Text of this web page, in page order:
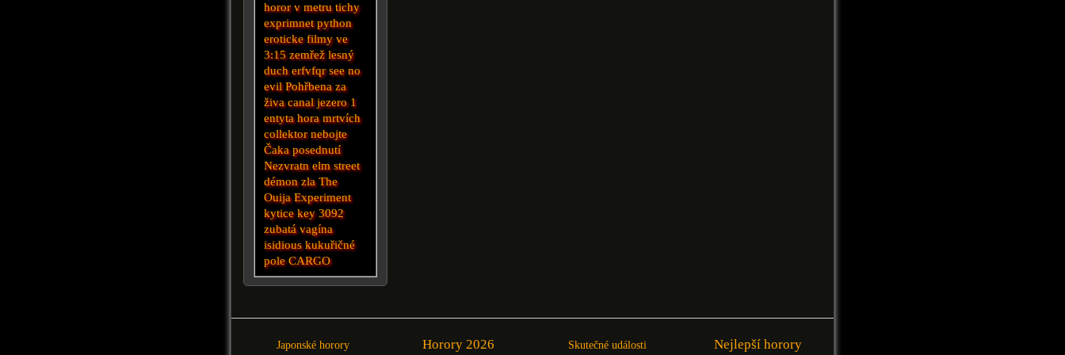
horor v metru tichy
exprimnet python
eroticke filmy ve
3:15 zemřež lesný
duch erfvfqr see no
evil Pohřbena za
živa canal jezero 1
entyta hora mrtvích
collektor nebojte
Čaka posednutí
Nezvratn elm street
démon zla The
Ouija Experiment
kytice key 3092
zubatá vagína
isidious kukuřičné
pole CARGO
Japonské horory Horory 2026 Skutečné události Nejlepší horory